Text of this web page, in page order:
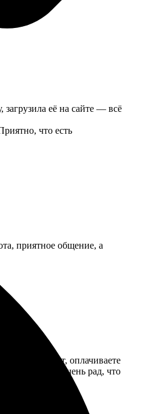
её на сайте — всё
что есть
приятное общение, а
формат, оплачиваете
стильно. Очень рад, что